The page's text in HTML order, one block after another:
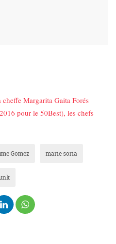
Margarita Gaita Forés
pour le 50Best), les chefs
Gomez marie soria